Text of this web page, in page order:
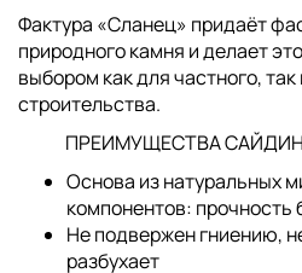
Фактура «Сланец» придаёт
природного камня и делает
выбором как для частного,
строительства.
ПРЕИМУЩЕСТВА
Основа из натуральных
компонентов: прочность
Не подвержен гниению,
разбухает